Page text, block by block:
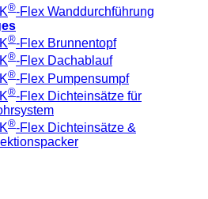
®-Flex Wanddurchführung
®-Flex Brunnentopf
®-Flex Dachablauf
®-Flex Pumpensumpf
®-Flex Dichteinsätze für
®-Flex Dichteinsätze &